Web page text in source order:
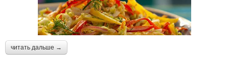
читать дальше →